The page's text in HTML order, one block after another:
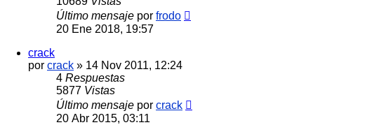
Último mensaje por frodo
20 Ene 2018, 19:57
crack
por crack » 14 Nov 2011, 12:24
4 Respuestas
5877 Vistas
Último mensaje por crack
20 Abr 2015, 03:11